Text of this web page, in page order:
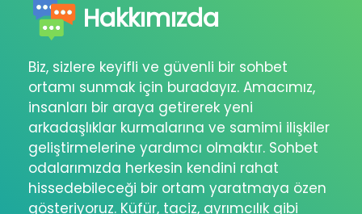
Hakkımızda
Biz, sizlere keyifli ve güvenli bir sohbet
ortamı sunmak için buradayız. Amacımız,
insanları bir araya getirerek yeni
arkadaşlıklar kurmalarına ve samimi ilişkiler
geliştirmelerine yardımcı olmaktır. Sohbet
odalarımızda herkesin kendini rahat
hissedebileceği bir ortam yaratmaya özen
gösteriyoruz. Küfür, taciz, ayrımcılık gibi